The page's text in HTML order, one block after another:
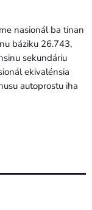
nasionál ba tinan
báziku 26.743,
sekundáriu
ekivalénsia
autoprostu iha